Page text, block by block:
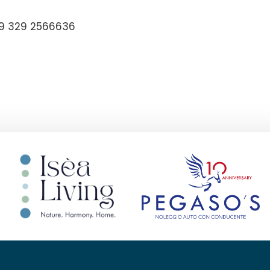
329 2566636